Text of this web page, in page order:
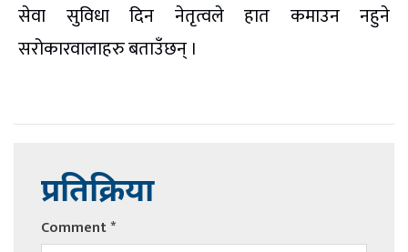
सेवा सुविधा दिन नेतृत्वले हात कमाउन नहुने
सरोकारवालाहरु बताउँछन् ।
प्रतिक्रिया
Comment*